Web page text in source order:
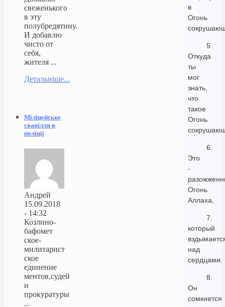
в
Огонь
5.
Откуда
ты
мог
знать,
что
такое
Огонь
6.
Это
-
Огонь
Аллаха,
7.
который
над
сердцами.
8.
Он
сомкнется
свеженького
в эту
полубредятину.
И добавлю
чисто от
себя,
жителя ...
Детальніше...
Міліцейське
свавілля в
поліції
Андрей
15.09.2018
- 14:32
Козлино-
бафомет
ское-
милитарист
ское
единение
ментов,судей
и
прокуратуры
...